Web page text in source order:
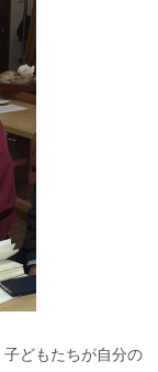
子どもたちが自分の